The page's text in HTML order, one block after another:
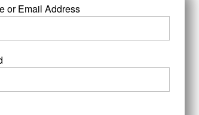
or Email Address